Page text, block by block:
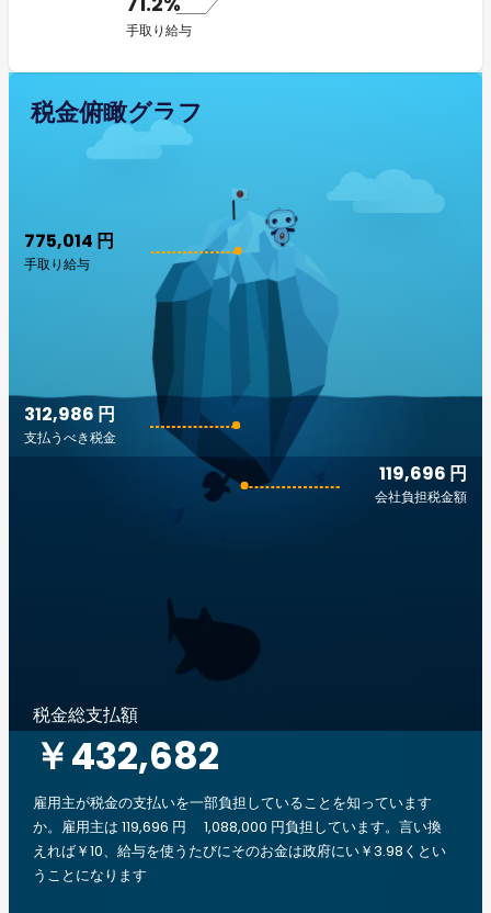
手取り給与
税金俯瞰グラフ
775,014 円
手取り給与
119,696 円
会社負担税金額
312,986 円
支払うべき税金
税金総支払額
￥432,682
雇用主が税金の支払いを一部負担していることを知っています
か。雇用主は 119,696 円 1,088,000 円負担しています。言い換
えれば￥10、給与を使うたびにそのお金は政府にい￥3.98くとい
うことになります